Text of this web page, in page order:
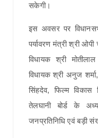
सकेगी।
इस अवसर पर
पर्यावरण मंत्री श्री ओपी
विधायक श्री
विधायक श्री अनुज
सिंहदेव, फिल्म
तेलघानी बोर्ड के
जनप्रतिनिधि एवं बड़ी